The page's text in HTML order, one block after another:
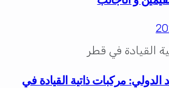
مركبات ذاتية القيادة في